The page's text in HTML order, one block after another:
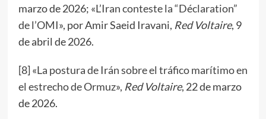
marzo de 2026; «L’Iran conteste la “Déclaration”
de l’OMI», por Amir Saeid Iravani, Red Voltaire, 9
de abril de 2026.
[8] «La postura de Irán sobre el tráfico marítimo en
el estrecho de Ormuz», Red Voltaire, 22 de marzo
de 2026.